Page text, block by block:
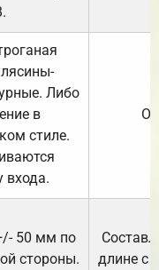
Либо
в
стиле.
входа.
50 мм по
стороны.
длине с